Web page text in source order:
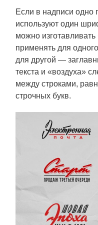
Если в надписи одно
используют один
можно
применять для
для другой —
текста и «воздуха»
между строками,
строчных букв.